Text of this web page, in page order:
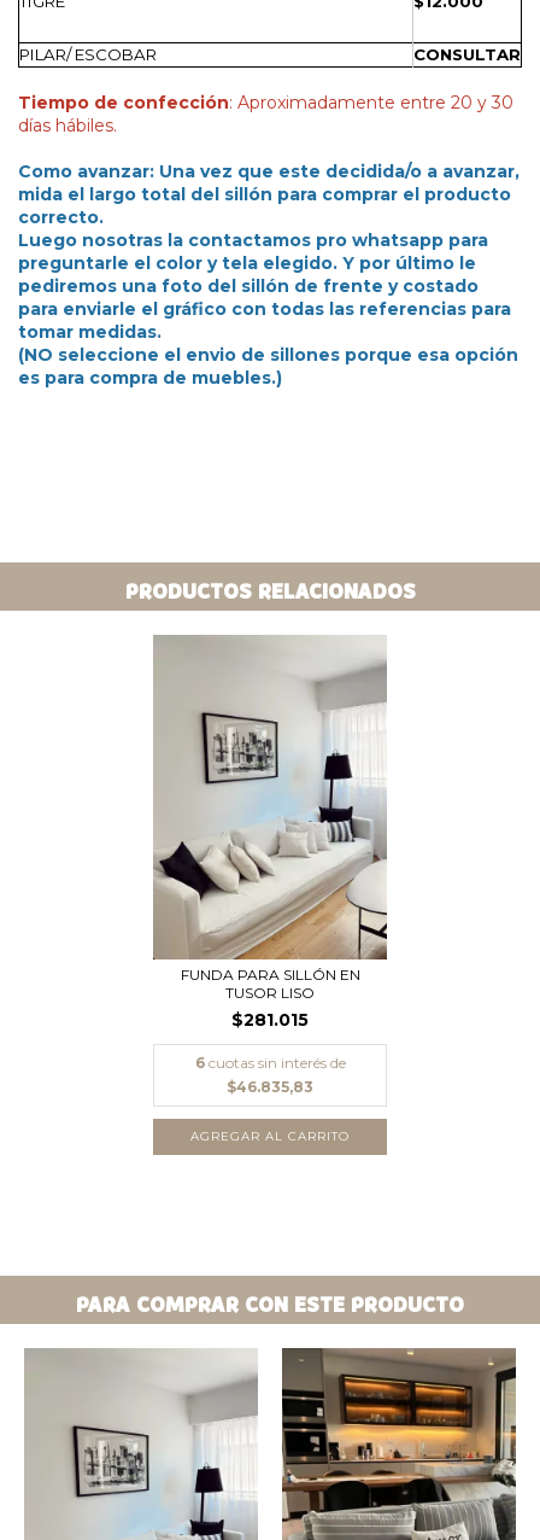
PILAR/ ESCOBAR CONSULTAR
Tiempo de confección: Aproximadamente entre 20 y 30
días hábiles.
Como avanzar: Una vez que este decidida/o a avanzar,
mida el largo total del sillón para comprar el producto
correcto.
Luego nosotras la contactamos pro whatsapp para
preguntarle el color y tela elegido. Y por último le
pediremos una foto del sillón de frente y costado
para enviarle el gráfico con todas las referencias para
tomar medidas.
(NO seleccione el envio de sillones porque esa opción
es para compra de muebles.)
PRODUCTOS RELACIONADOS
FUNDA PARA SILLÓN EN
TUSOR LISO
$281.015
6 cuotas sin interés de
$46.835,83
AGREGAR AL CARRITO
PARA COMPRAR CON ESTE PRODUCTO